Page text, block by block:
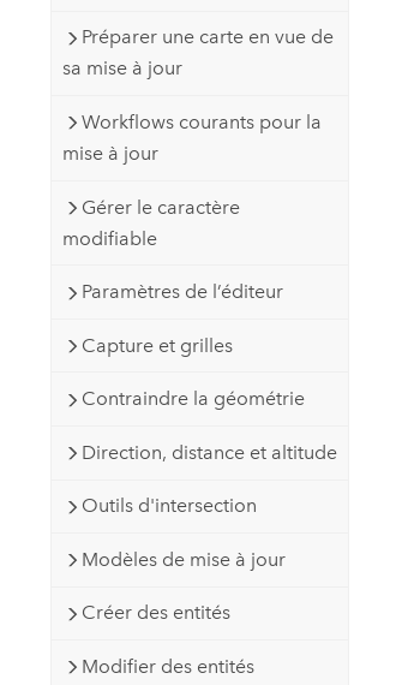
Technologie Developer
Créer des applications de
Ressources
Préparer une carte en vue de
sa mise à jour
Workflows courants pour la
mise à jour
Gérer le caractère
modifiable
Paramètres de l’éditeur
Capture et grilles
Contraindre la géométrie
Direction, distance et altitude
Outils d'intersection
Modèles de mise à jour
Créer des entités
Modifier des entités